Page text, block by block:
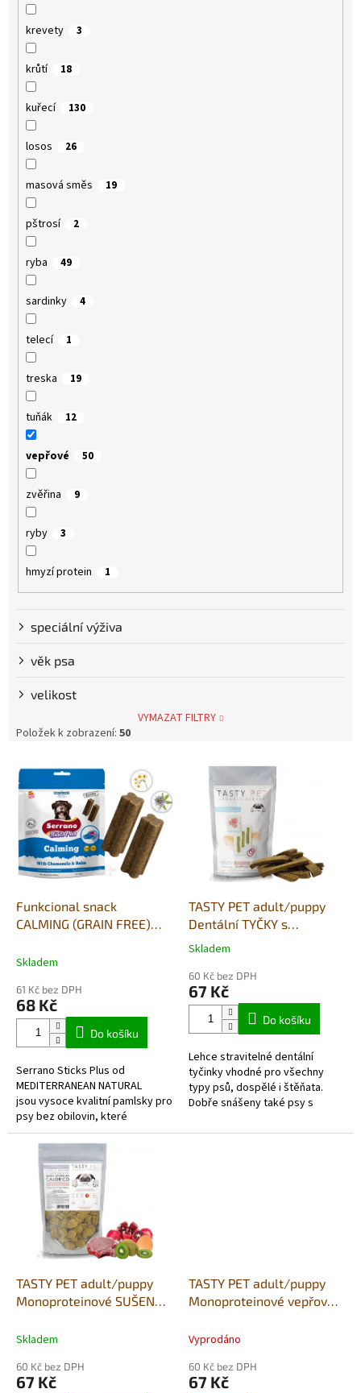
krevety 3
krůtí 18
kuřecí 130
losos 26
masová směs 19
pštrosí 2
ryba 49
sardinky 4
telecí 1
treska 19
tuňák 12
vepřové 50
zvěřina 9
ryby 3
hmyzí protein 1
speciální výživa
věk psa
velikost
VYMAZAT FILTRY
Položek k zobrazení: 50
Funkcional snack
CALMING (GRAIN FREE)
Skladem
61 Kč bez DPH
68 Kč
Do košíku
Serrano Sticks Plus od
MEDITERRANEAN NATURAL
jsou vysoce kvalitní pamlsky pro
psy bez obilovin, které
kombinují výživu s relaxačními
účinky. Tyto funkční...
TASTY PET adult/puppy
Dentální TYČKY s
vepřovým a špenátem 80g
Průměrné
produktu
je
hvězdiček.
Skladem
60 Kč bez DPH
67 Kč
Do košíku
Lehce stravitelné dentální
tyčinky vhodné pro všechny
typy psů, dospělé i štěňata.
Dobře snášeny také psy s
stravitelné. Zdravé dentální
TASTY PET adult/puppy
Monoproteinové SUŠENKY
jablkem
Skladem
60 Kč bez DPH
67 Kč
TASTY PET adult/puppy
Monoproteinové vepřové
řasou - 80g
Vyprodáno
60 Kč bez DPH
67 Kč